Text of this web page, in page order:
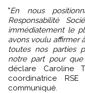
"En nous
Responsabilité
immédiatement le
avons voulu affirmer
toutes nos parties
notre part pour
déclare Caroline
coordinatrice
communiqué.